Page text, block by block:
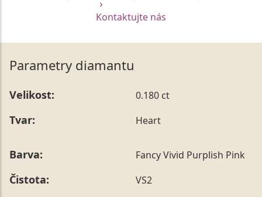
Kontaktujte nás
Parametry diamantu
Velikost: 0.180 ct
Tvar: Heart
Barva: Fancy Vivid Purplish Pink
Čistota: VS2